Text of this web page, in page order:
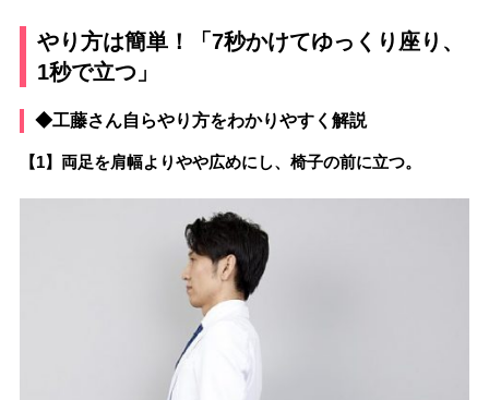
やり方は簡単！「7秒かけてゆっくり座り、
1秒で立つ」
◆工藤さん自らやり方をわかりやすく解説
【1】両足を肩幅よりやや広めにし、椅子の前に立つ。